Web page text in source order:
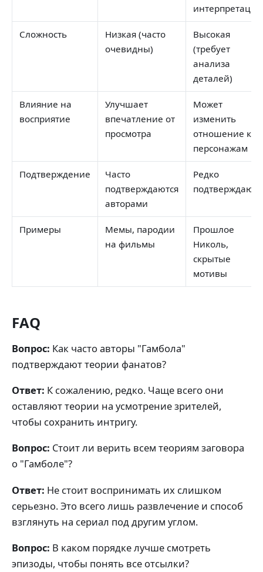
интерпретации
Сложность
Низкая (часто
очевидны)
Высокая
(требует
анализа
деталей)
Влияние на
восприятие
Улучшает
впечатление от
просмотра
Может
изменить
отношение к
персонажам
Подтверждение
Часто
подтверждаются
авторами
Редко
Примеры
Мемы, пародии
на фильмы
Прошлое
Николь,
скрытые
мотивы
FAQ
Вопрос: Как часто авторы "Гамбола"
подтверждают теории фанатов?
Ответ: К сожалению, редко. Чаще всего они
оставляют теории на усмотрение зрителей,
чтобы сохранить интригу.
Вопрос: Стоит ли верить всем теориям заговора
о "Гамболе"?
Ответ: Не стоит воспринимать их слишком
серьезно. Это всего лишь развлечение и способ
взглянуть на сериал под другим углом.
Вопрос: В каком порядке лучше смотреть
эпизоды, чтобы понять все отсылки?